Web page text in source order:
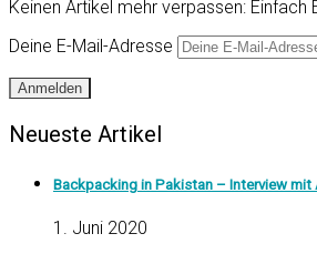
Keinen Artikel mehr verpassen:
Deine E-Mail-Adresse
Anmelden
Neueste Artikel
Backpacking in Pakistan – Interview mit
1. Juni 2020